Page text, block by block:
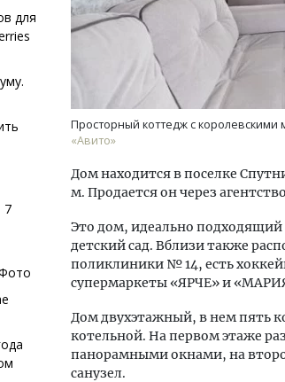
для
7
Просторный коттедж с
«Авито»
Дом находится в поселке
м. Продается он через
Это дом, идеально подходящий
детский сад. Вблизи также
поликлиники № 14, есть
супермаркеты «ЯРЧЕ» и
Дом двухэтажный, в нем пять
котельной. На первом этаже
панорамными окнами, на
санузел.
Юрий
рынок
Архитектурный код
земли. Мощение
плитами становится новым
стандартом
СТРОИТЕЛЬСТВО